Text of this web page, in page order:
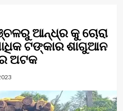
ଆନ୍ଧ୍ର କୁ ଚୋରା
ଟଙ୍କାର ଶାଗୁଆନ
ଅଟକ